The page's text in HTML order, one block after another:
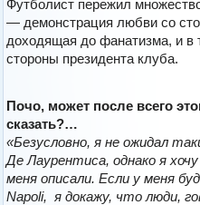
Футболист пережил
— демонстрация любви со
доходящая до фанатизма, и в
стороны президента клуба.
Почо, может после всего
сказать?…
«Безусловно, я не ожидал
Де Лаурентиса, однако я
меня описали. Если у меня
Napoli, я докажу, что люди,